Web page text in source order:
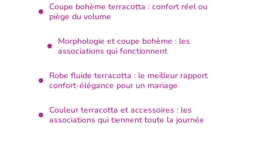
Coupe bohème terracotta : confort réel ou
piège du volume
Morphologie et coupe bohème : les
associations qui fonctionnent
Robe fluide terracotta : le meilleur rapport
confort-élégance pour un mariage
Couleur terracotta et accessoires : les
associations qui tiennent toute la journée